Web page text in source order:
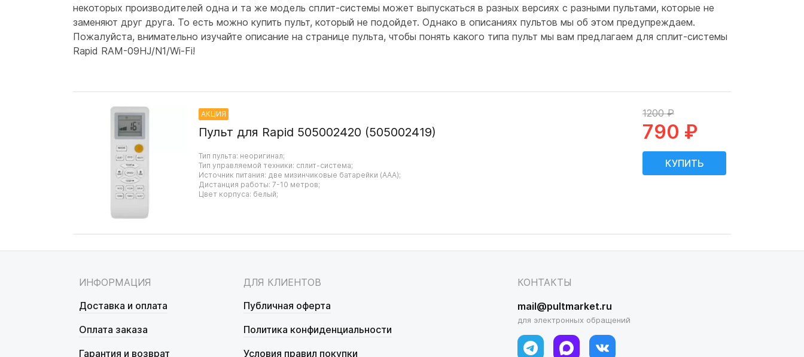
некоторых производителей одна и та же модель сплит-системы может выпускаться в разных версиях с разными пультами, которые не
заменяют друг друга. То есть можно купить пульт, который не подойдет. Однако в описаниях пультов мы об этом предупреждаем.
Пожалуйста, внимательно изучайте описание на странице пульта, чтобы понять какого типа пульт мы вам предлагаем для сплит-системы
Rapid RAM-09HJ/N1/Wi-Fi!
АКЦИЯ
Пульт для Rapid 505002420 (505002419)
Тип пульта: неоригинал;
Тип управляемой техники: сплит-система;
Источник питания: две мизинчиковые батарейки (AAA);
Дистанция работы: 7-10 метров;
Цвет корпуса: белый;
1200 ₽
790 ₽
ИНФОРМАЦИЯ
Доставка и оплата
Оплата заказа
Гарантия и возврат
ДЛЯ КЛИЕНТОВ
Публичная оферта
Политика конфиденциальности
Условия правил покупки
КОНТАКТЫ
mail@pultmarket.ru
для электронных обращений